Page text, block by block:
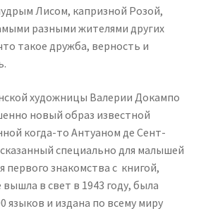
Лисом, капризной Розой,
разными жителями других
такое дружба, верность и
художницы Валерии Докампо
новый образ известной
когда-то Антуаном де Сент-
специально для малышей
первого знакомства с книгой,
в свет в 1943 году, была
языков и издана по всему миру